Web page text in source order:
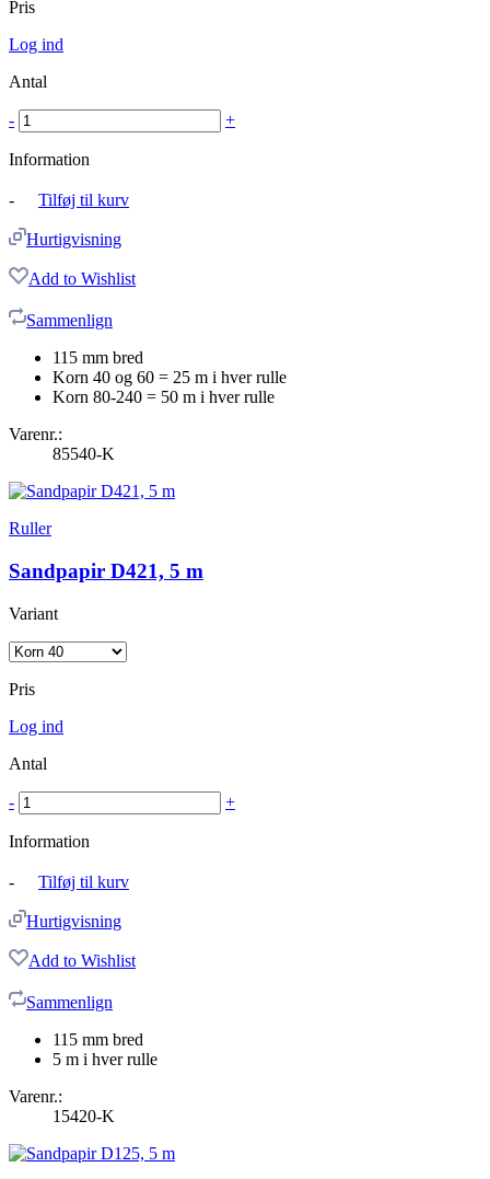
Pris
Log ind
Antal
- +
Information
- Tilføj til kurv
Hurtigvisning
Add to Wishlist
Sammenlign
115 mm bred
Korn 40 og 60 = 25 m i hver rulle
Korn 80-240 = 50 m i hver rulle
Varenr.:
85540-K
Ruller
Sandpapir D421, 5 m
Variant
Pris
Log ind
Antal
- +
Information
- Tilføj til kurv
Hurtigvisning
Add to Wishlist
Sammenlign
115 mm bred
5 m i hver rulle
Varenr.:
15420-K